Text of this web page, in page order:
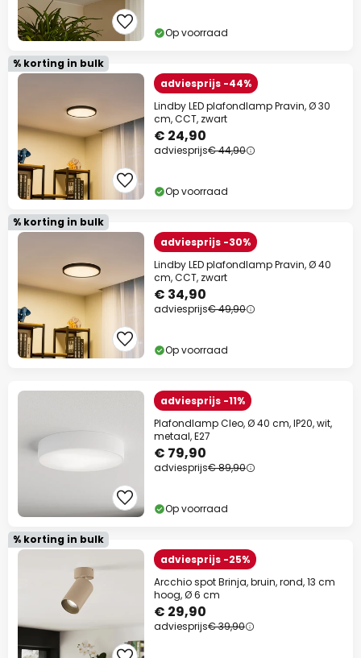
Op voorraad
% korting in bulk
adviesprijs -44%
Lindby LED plafondlamp Pravin, Ø 30
cm, CCT, zwart
€ 24,90
adviesprijs€ 44,90
Op voorraad
% korting in bulk
adviesprijs -30%
Lindby LED plafondlamp Pravin, Ø 40
cm, CCT, zwart
€ 34,90
adviesprijs€ 49,90
Op voorraad
adviesprijs -11%
Plafondlamp Cleo, Ø 40 cm, IP20, wit,
metaal, E27
€ 79,90
adviesprijs€ 89,90
Op voorraad
% korting in bulk
adviesprijs -25%
Arcchio spot Brinja, bruin, rond, 13 cm
hoog, Ø 6 cm
€ 29,90
adviesprijs€ 39,90